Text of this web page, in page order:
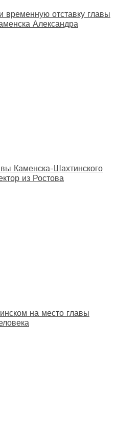
временную отставку главы
Александра
Каменска-Шахтинского
из Ростова
на место главы